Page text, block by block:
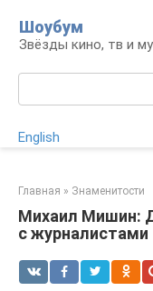
контенту
Шоубум
Звёзды кино, тв и
English
Главная » Знаменитости
Михаил Мишин:
с журналистами